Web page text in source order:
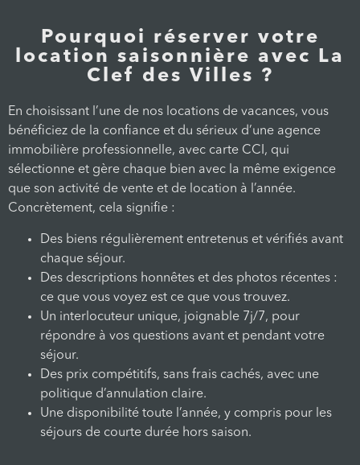
Pourquoi réserver votre
location saisonnière avec La
Clef des Villes ?
En choisissant l’une de nos locations de vacances, vous
bénéficiez de la confiance et du sérieux d’une agence
immobilière professionnelle, avec carte CCI, qui
sélectionne et gère chaque bien avec la même exigence
que son activité de vente et de location à l’année.
Concrètement, cela signifie :
Des biens régulièrement entretenus et vérifiés avant
chaque séjour.
Des descriptions honnêtes et des photos récentes :
ce que vous voyez est ce que vous trouvez.
Un interlocuteur unique, joignable 7j/7, pour
répondre à vos questions avant et pendant votre
séjour.
Des prix compétitifs, sans frais cachés, avec une
politique d’annulation claire.
Une disponibilité toute l’année, y compris pour les
séjours de courte durée hors saison.